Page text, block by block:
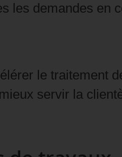
les demandes en
le traitement
servir la